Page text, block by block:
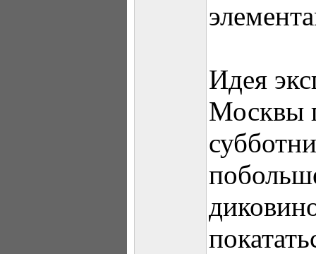
Идея
Москвы